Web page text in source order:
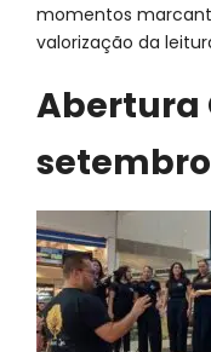
momentos
valorização da
Abertura
setembro